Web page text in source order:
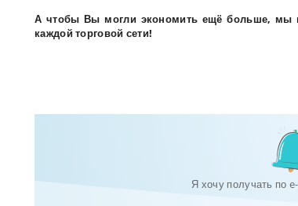
А чтобы Вы могли экономить ещё больше, мы
каждой торговой сети!
Я хочу получать по